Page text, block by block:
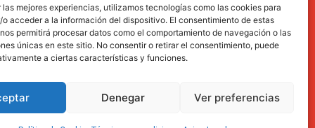
las mejores experiencias, utilizamos tecnologías como las cookies para
o acceder a la información del dispositivo. El consentimiento de estas
permitirá procesar datos como el comportamiento de navegación o las
únicas en este sitio. No consentir o retirar el consentimiento, puede
a ciertas características y funciones.
Denegar Ver preferencias
SERVICIOS
Garantía
Preguntas frecuentes